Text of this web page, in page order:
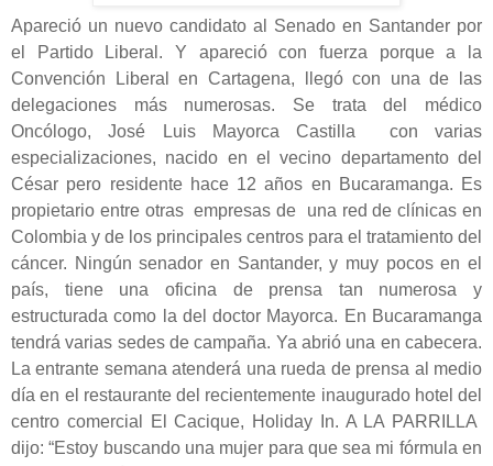
Apareció un nuevo candidato al Senado en Santander por
el Partido Liberal. Y apareció con fuerza porque a la
Convención Liberal en Cartagena, llegó con una de las
delegaciones más numerosas. Se trata del médico
Oncólogo, José Luis Mayorca Castilla con varias
especializaciones, nacido en el vecino departamento del
César pero residente hace 12 años en Bucaramanga. Es
propietario entre otras empresas de una red de clínicas en
Colombia y de los principales centros para el tratamiento del
cáncer. Ningún senador en Santander, y muy pocos en el
país, tiene una oficina de prensa tan numerosa y
estructurada como la del doctor Mayorca. En Bucaramanga
tendrá varias sedes de campaña. Ya abrió una en cabecera.
La entrante semana atenderá una rueda de prensa al medio
día en el restaurante del recientemente inaugurado hotel del
centro comercial El Cacique, Holiday In. A LA PARRILLA
dijo: “Estoy buscando una mujer para que sea mi fórmula en